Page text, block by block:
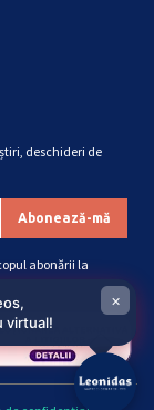
deschideri de
abonării la
virtual!
×